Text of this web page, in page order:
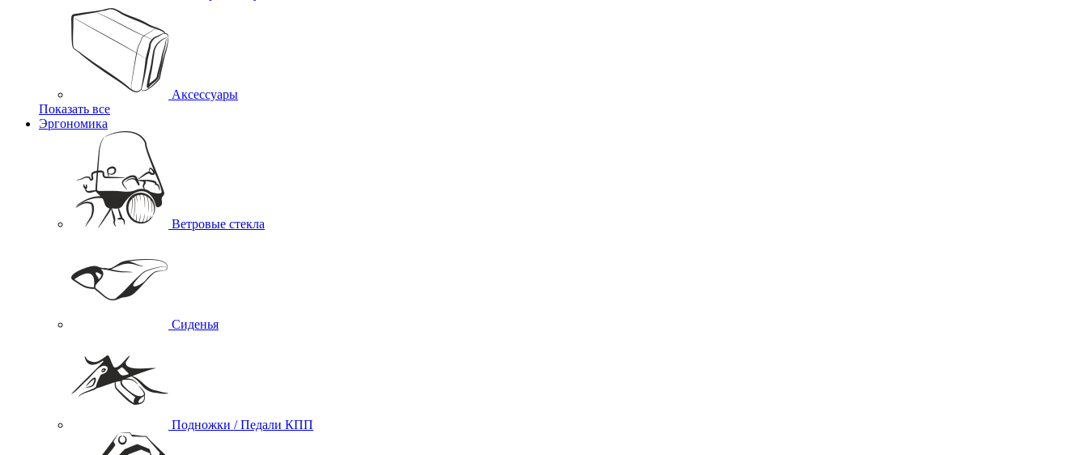
Аксессуары
Показать все
Эргономика
Ветровые стекла
Сиденья
Подножки / Педали КПП